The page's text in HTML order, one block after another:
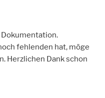
fehlenden hat, möge
Herzlichen Dank schon